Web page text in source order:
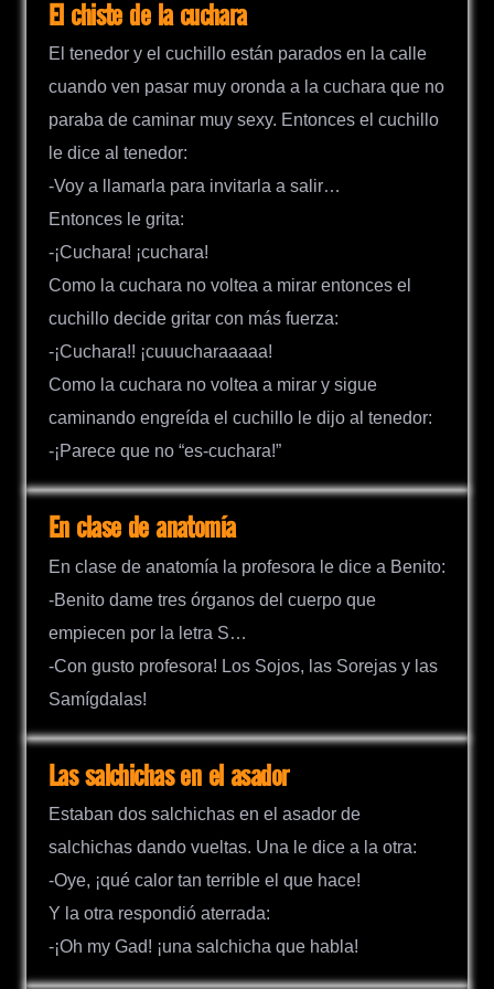
El chiste de la cuchara
El tenedor y el cuchillo están parados en la calle
cuando ven pasar muy oronda a la cuchara que no
paraba de caminar muy sexy. Entonces el cuchillo
le dice al tenedor:
-Voy a llamarla para invitarla a salir…
Entonces le grita:
-¡Cuchara! ¡cuchara!
Como la cuchara no voltea a mirar entonces el
cuchillo decide gritar con más fuerza:
-¡Cuchara!! ¡cuuucharaaaaa!
Como la cuchara no voltea a mirar y sigue
caminando engreída el cuchillo le dijo al tenedor:
-¡Parece que no “es-cuchara!”
En clase de anatomía
En clase de anatomía la profesora le dice a Benito:
-Benito dame tres órganos del cuerpo que
empiecen por la letra S…
-Con gusto profesora! Los Sojos, las Sorejas y las
Samígdalas!
Las salchichas en el asador
Estaban dos salchichas en el asador de
salchichas dando vueltas. Una le dice a la otra:
-Oye, ¡qué calor tan terrible el que hace!
Y la otra respondió aterrada:
-¡Oh my Gad! ¡una salchicha que habla!